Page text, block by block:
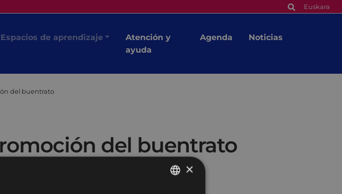
Euskara
Espacios de aprendizaje
Atención y
ayuda
Agenda Noticias
del buentrato
del buentrato
×